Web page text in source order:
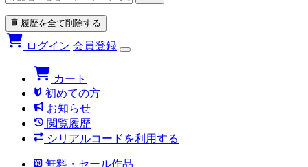
履歴を全て削除する
ログイン 会員登録
カート
初めての方
お知らせ
閲覧履歴
シリアルコードを利用する
無料・セール作品